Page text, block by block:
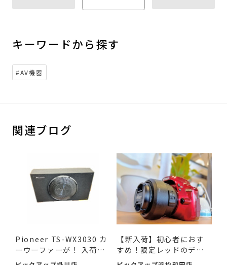
キーワードから探す
#AV機器
関連ブログ
Pioneer TS-WX3030 カ
ーウーファーが！ 入荷し
ました♪
【新入荷】初心者におす
すめ！限定レッドのデジ
タ...